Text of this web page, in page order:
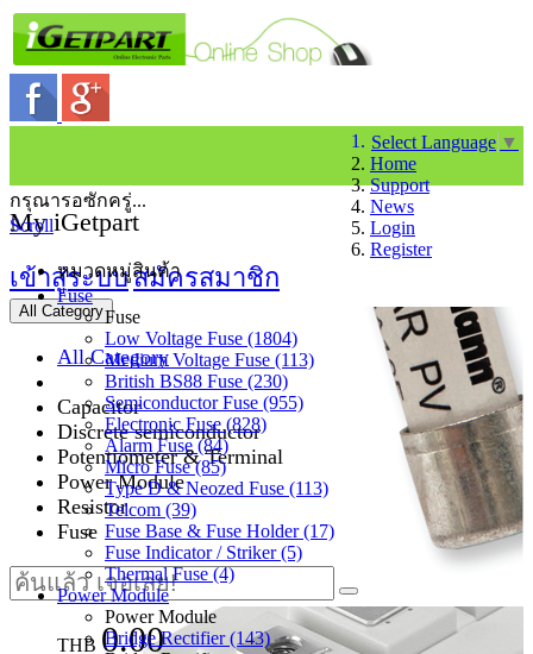
Select Language ▼
Home
Support
News
Login
Register
My iGetpart
เข้าสู่ระบบสมัครสมาชิก
All Category
All Category
Capacitor
Discrete semiconductor
Potentiometer & Terminal
Power Module
Resistor
Fuse
THB 0.00
กรุณารอซักครู่...
Scroll
หมวดหมู่สินค้า
Fuse
Fuse
Low Voltage Fuse (1804)
Medium Voltage Fuse (113)
British BS88 Fuse (230)
Semiconductor Fuse (955)
Electronic Fuse (828)
Alarm Fuse (84)
Micro Fuse (85)
Type D & Neozed Fuse (113)
Telcom (39)
Fuse Base & Fuse Holder (17)
Fuse Indicator / Striker (5)
Thermal Fuse (4)
Power Module
Power Module
Bridge Rectifier (143)